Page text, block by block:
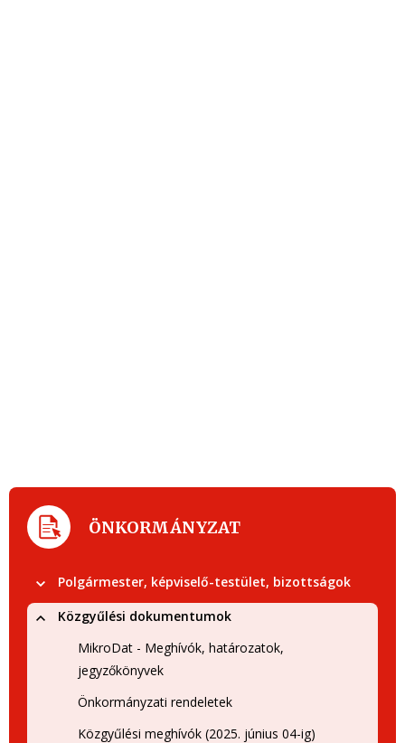
ÖNKORMÁNYZAT
Polgármester, képviselő-testület, bizottságok
Közgyűlési dokumentumok
MikroDat - Meghívók, határozatok,
jegyzőkönyvek
Önkormányzati rendeletek
Közgyűlési meghívók (2025. június 04-ig)